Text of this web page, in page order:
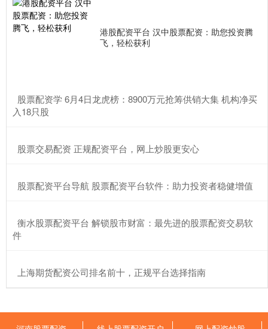
港股配资平台 汉中股票配资：助您投资腾
飞，轻松获利
​股票配资学 6月4日龙虎榜：8900万元抢筹供销大集 机构净买
入18只股
​股票交易配资 正规配资平台，网上炒股更安心
​股票配资平台导航 股票配资平台软件：助力投资者稳健增值
​衡水股票配资平台 解锁股市财富：最先进的股票配资交易软
件
​上海期货配资公司排名前十，正规平台选择指南